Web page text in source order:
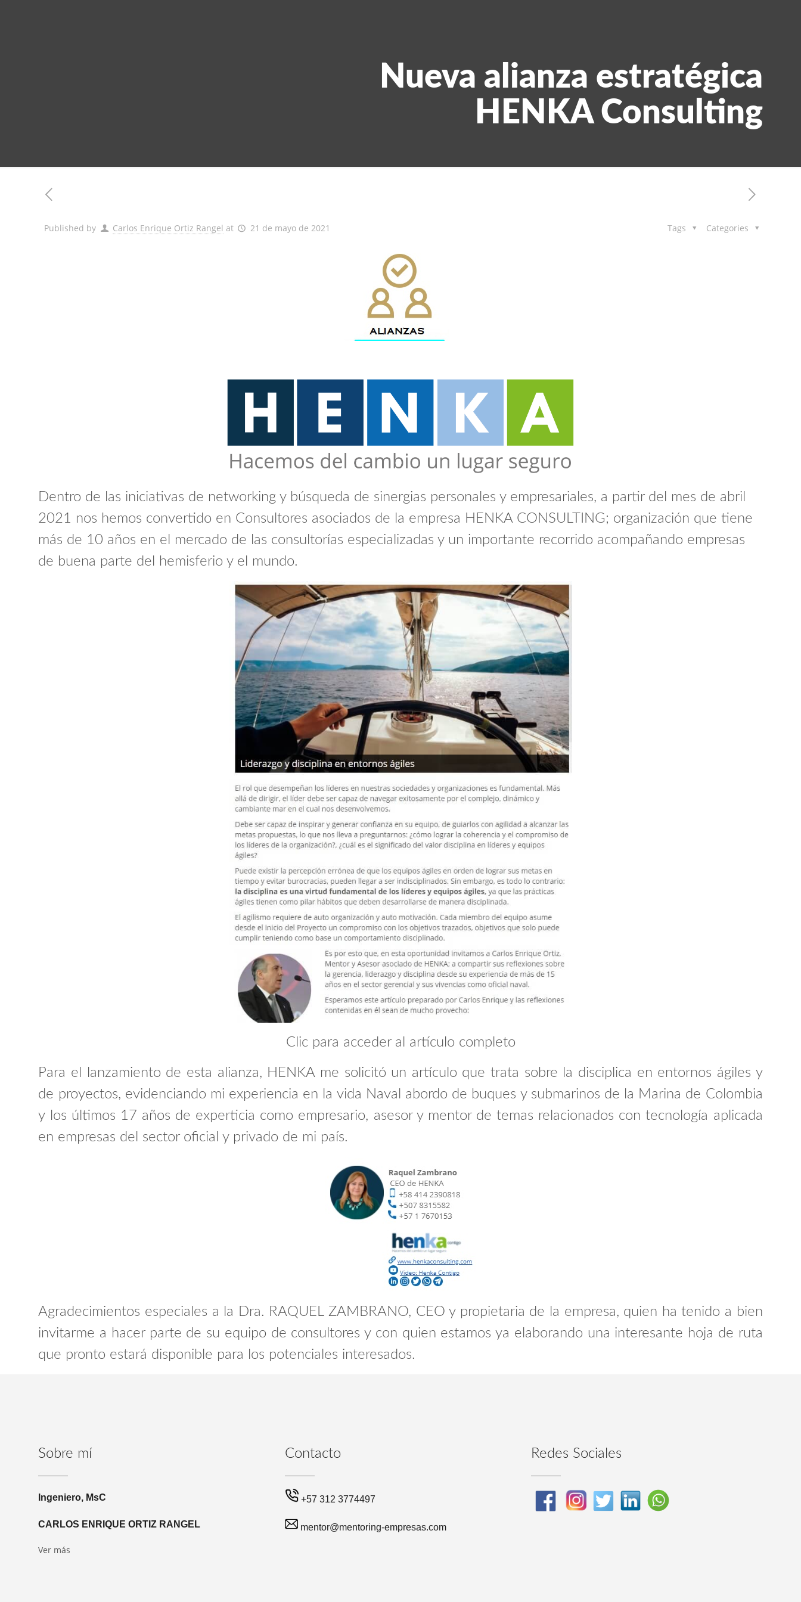
Nueva alianza estratégica
HENKA Consulting
Published by Carlos Enrique Ortiz Rangel at 21 de mayo de 2021 Categories
Tags
Dentro de las iniciativas de networking y búsqueda de sinergias personales y empresariales, a partir del mes de abril
2021 nos hemos convertido en Consultores asociados de la empresa HENKA CONSULTING; organización que tiene
más de 10 años en el mercado de las consultorías especializadas y un importante recorrido acompañando empresas
de buena parte del hemisferio y el mundo.
Clic para acceder al artículo completo
Para el lanzamiento de esta alianza, HENKA me solicitó un artículo que trata sobre la disciplica en entornos ágiles y
de proyectos, evidenciando mi experiencia en la vida Naval abordo de buques y submarinos de la Marina de Colombia
y los últimos 17 años de experticia como empresario, asesor y mentor de temas relacionados con tecnología aplicada
en empresas del sector oficial y privado de mi país.
Agradecimientos especiales a la Dra. RAQUEL ZAMBRANO, CEO y propietaria de la empresa, quien ha tenido a bien
invitarme a hacer parte de su equipo de consultores y con quien estamos ya elaborando una interesante hoja de ruta
que pronto estará disponible para los potenciales interesados.
Sobre mí
Ingeniero, MsC
CARLOS ENRIQUE ORTIZ RANGEL
Ver más
Contacto
+57 312 3774497
mentor@mentoring-empresas.com
Redes Sociales